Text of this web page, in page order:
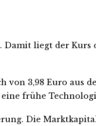
liegt der
von 3,98 Euro aus
frühe
Die